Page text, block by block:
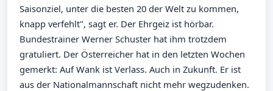
Saisonziel, unter die besten 20 der Welt zu kommen,
knapp verfehlt", sagt er. Der Ehrgeiz ist hörbar.
Bundestrainer Werner Schuster hat ihm trotzdem
gratuliert. Der Österreicher hat in den letzten Wochen
gemerkt: Auf Wank ist Verlass. Auch in Zukunft. Er ist
aus der Nationalmannschaft nicht mehr wegzudenken.